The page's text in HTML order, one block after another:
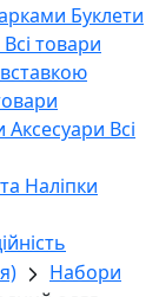
Буклети
Всі товари
Аксесуари Всі
Наліпки
Набори